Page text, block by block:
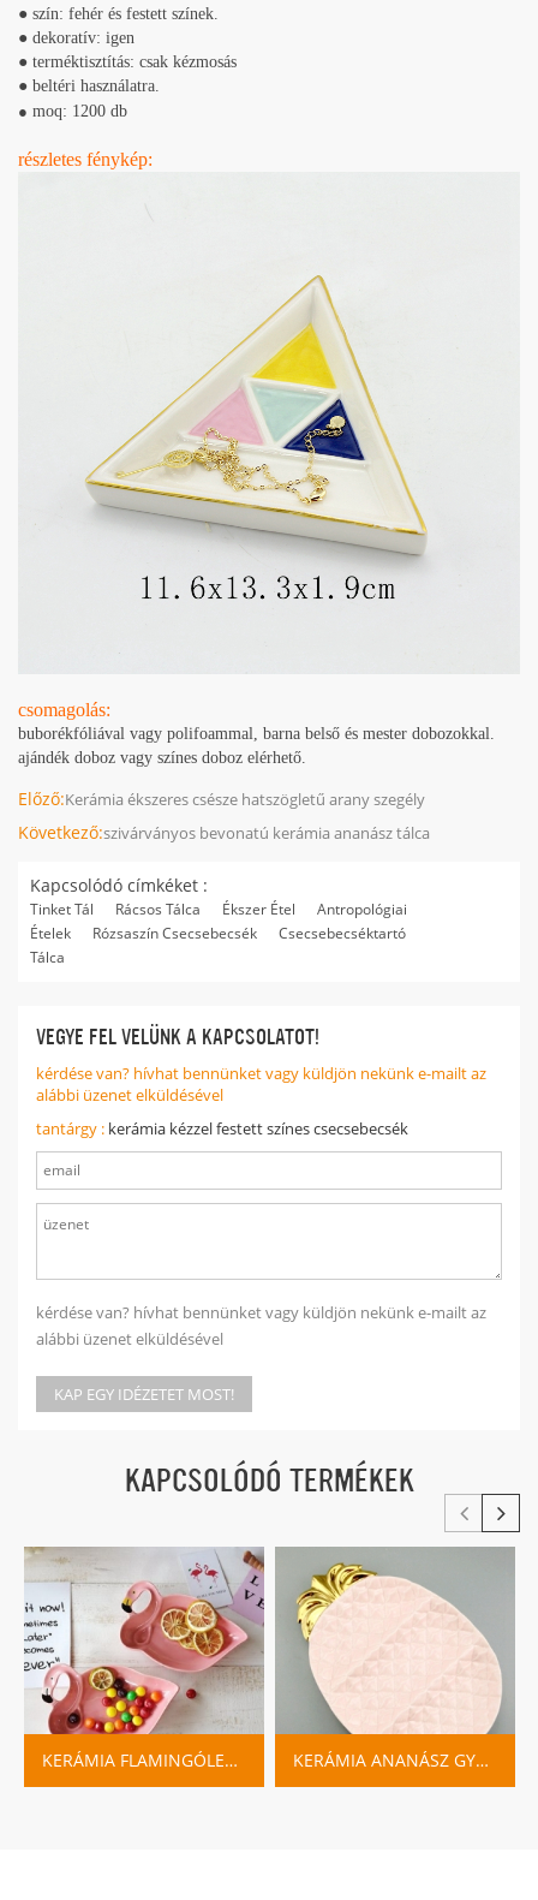
● szín: fehér és festett színek.
● dekoratív: igen
● terméktisztítás: csak kézmosás
● beltéri használatra.
● moq: 1200 db
részletes fénykép:
csomagolás:
buborékfóliával vagy polifoammal, barna belső és mester dobozokkal.
ajándék doboz vagy színes doboz elérhető.
Előző:Kerámia ékszeres csésze hatszögletű arany szegély
Következő:szivárványos bevonatú kerámia ananász tálca
Kapcsolódó címkéket :
Tinket Tál Rácsos Tálca Ékszer Étel
Antropológiai
Ételek
Rózsaszín Csecsebecsék
Csecsebecséktartó
Tálca
VEGYE FEL VELÜNK A KAPCSOLATOT!
kérdése van? hívhat bennünket vagy küldjön nekünk e-mailt az
alábbi üzenet elküldésével
tantárgy : kerámia kézzel festett színes csecsebecsék
kérdése van? hívhat bennünket vagy küldjön nekünk e-mailt az
alábbi üzenet elküldésével
KAP EGY IDÉZETET MOST!
KAPCSOLÓDÓ TERMÉKEK
KERÁMIA FLAMINGÓLEMEZ CÉDULA KERÁMIA ANANÁSZ GYÜMÖLCS TÁLCA RÓZSASZÍN KÉK